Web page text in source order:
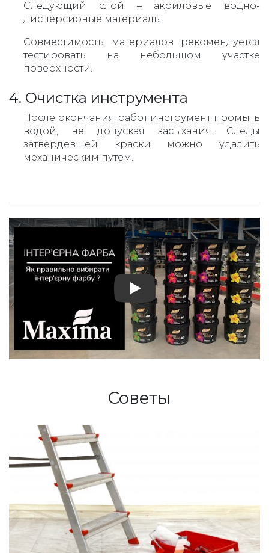
Следующий слой – акриловые водно-
дисперсионые материалы.
Совместимость материалов рекомендуется
тестировать на небольшом участке
поверхности.
4. Очистка инструмента
После окончания работ инструмент промыть
водой, не допуская засыхания. Следы
затвердевшей краски можно удалить
механическим путем.
Play: Краска для стен и
Советы